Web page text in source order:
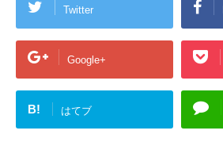
Twitter
Google+
B! はてブ